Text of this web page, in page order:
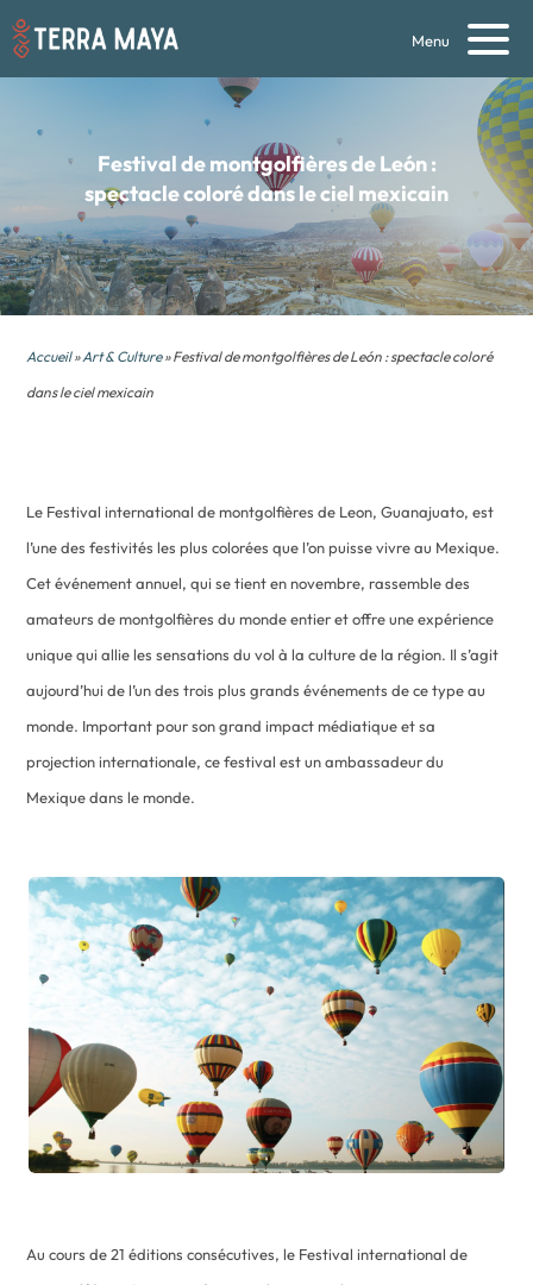
Menu
Festival de montgolfières de León :
spectacle coloré dans le ciel mexicain
Accueil»Art & Culture» Festival de montgolfières de León : spectacle coloré
dans le ciel mexicain
Le Festival international de montgolfières de Leon, Guanajuato, est
l’une des festivités les plus colorées que l’on puisse vivre au Mexique.
Cet événement annuel, qui se tient en novembre, rassemble des
amateurs de montgolfières du monde entier et offre une expérience
unique qui allie les sensations du vol à la culture de la région. Il s’agit
aujourd’hui de l’un des trois plus grands événements de ce type au
monde. Important pour son grand impact médiatique et sa
projection internationale, ce festival est un ambassadeur du
Mexique dans le monde.
Au cours de 21 éditions consécutives, le Festival international de